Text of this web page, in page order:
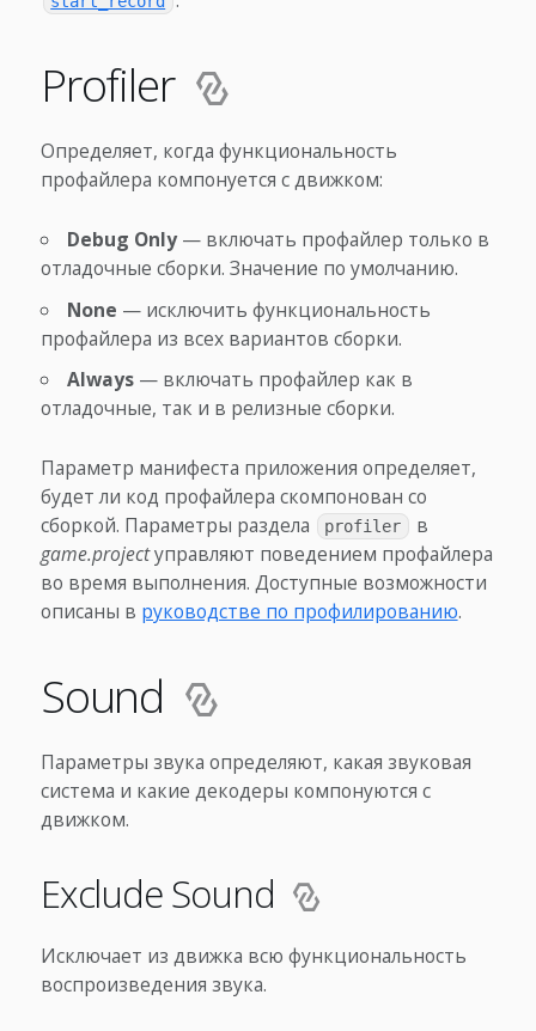
Profiler
Определяет, когда функциональность
профайлера компонуется с движком:
Debug Only— включать профайлер только в
отладочные сборки. Значение по умолчанию.
None — исключить функциональность
профайлера из всех вариантов сборки.
Always — включать профайлер как в
отладочные, так и в релизные сборки.
Параметр манифеста приложения определяет,
будет ли код профайлера скомпонован со
сборкой. Параметры раздела
profiler
в
game.projectуправляют поведением профайлера
во время выполнения. Доступные возможности
описаны в руководстве по профилированию.
Sound
Параметры звука определяют, какая звуковая
система и какие декодеры компонуются с
движком.
Exclude Sound
Исключает из движка всю функциональность
воспроизведения звука.